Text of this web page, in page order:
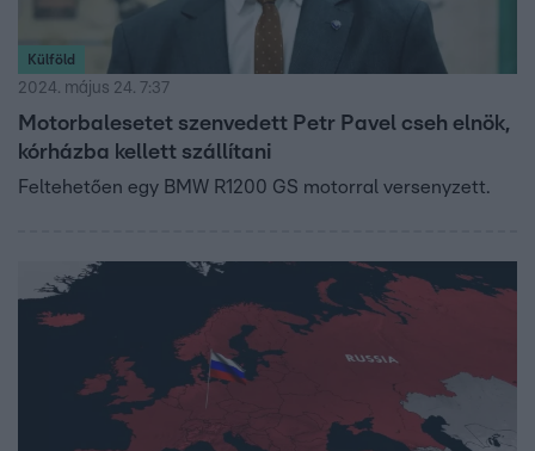
Külföld
2024. május 24. 7:37
Motorbalesetet szenvedett Petr Pavel cseh elnök,
kórházba kellett szállítani
Feltehetően egy BMW R1200 GS motorral versenyzett.